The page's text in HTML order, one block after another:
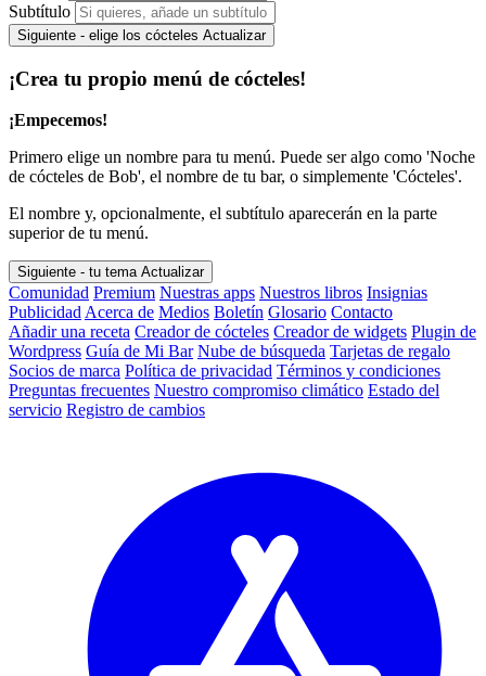
Subtítulo
Siguiente - elige los cócteles Actualizar
¡Crea tu propio menú de cócteles!
¡Empecemos!
Primero elige un nombre para tu menú. Puede ser algo como 'Noche
de cócteles de Bob', el nombre de tu bar, o simplemente 'Cócteles'.
El nombre y, opcionalmente, el subtítulo aparecerán en la parte
superior de tu menú.
Siguiente - tu tema Actualizar
Comunidad Premium Nuestras apps Nuestros libros Insignias
Publicidad Acerca de Medios Boletín Glosario Contacto
Añadir una receta Creador de cócteles Creador de widgets Plugin de
Wordpress Guía de Mi Bar Nube de búsqueda Tarjetas de regalo
Socios de marca Política de privacidad Términos y condiciones
Preguntas frecuentes Nuestro compromiso climático Estado del
servicio Registro de cambios